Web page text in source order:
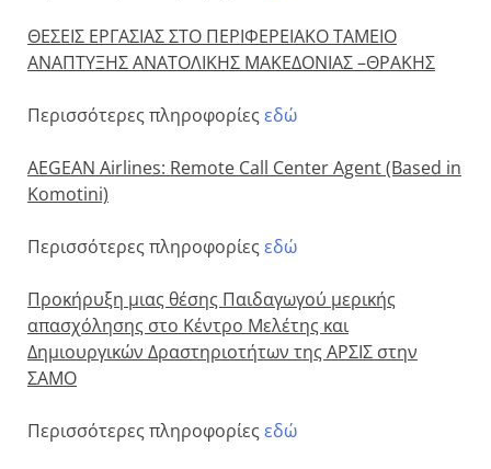
ΘΕΣΕΙΣ ΕΡΓΑΣΙΑΣ ΣΤΟ ΠΕΡΙΦΕΡΕΙΑΚΟ ΤΑΜΕΙΟ
ΑΝΑΠΤΥΞΗΣ ΑΝΑΤΟΛΙΚΗΣ ΜΑΚΕΔΟΝΙΑΣ –ΘΡΑΚΗΣ
Περισσότερες πληροφορίες εδώ
AEGEAN Airlines: Remote Call Center Agent (Based in
Komotini)
Περισσότερες πληροφορίες εδώ
Προκήρυξη μιας θέσης Παιδαγωγού μερικής
απασχόλησης στο Κέντρο Μελέτης και
Δημιουργικών Δραστηριοτήτων της ΑΡΣΙΣ στην
ΣΑΜΟ
Περισσότερες πληροφορίες εδώ